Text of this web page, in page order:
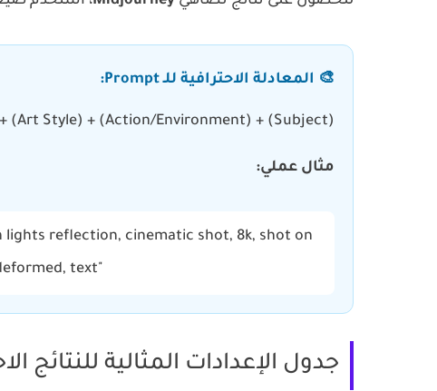
🎨 المعادلة الاحترافية للـ Prompt:
(Subject) + (Action/Environment) + (Art Style) + (Lighting/Camera Lens) + (Quality Modifiers)
مثال عملي:
lights reflection, cinematic shot, 8k, shot on
text"
جدول الإعدادات المثالية للنتائج